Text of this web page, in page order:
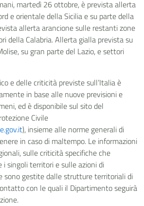
martedì 26 ottobre, è prevista allerta
e orientale della Sicilia e su parte della
allerta arancione sulle restanti zone
della Calabria. Allerta gialla prevista su
su gran parte del Lazio, e settori
e delle criticità previste sull’Italia è
in base alle nuove previsioni e
ed è disponibile sul sito del
Civile
), insieme alle norme generali di
in caso di maltempo. Le informazioni
sulle criticità specifiche che
i singoli territori e sulle azioni di
sono gestite dalle strutture territoriali di
con le quali il Dipartimento seguirà